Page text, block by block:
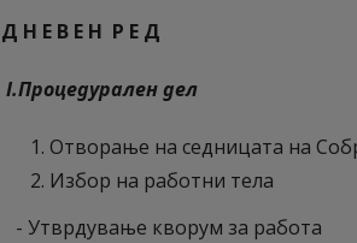
Д Н Е В Е Н Р Е Д
I.Процедурален дел
Отворање на седницата на
Избор на работни тела
- Утврдување кворум за работа